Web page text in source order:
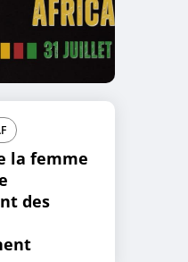
la femme
des